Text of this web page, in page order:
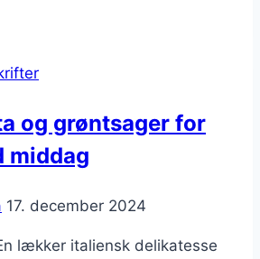
og grøntsager for
middag
17. december 2024
lækker italiensk delikatesse